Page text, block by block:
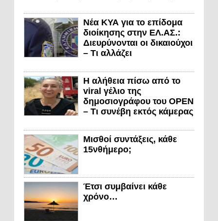
Νέα ΚΥΑ για το επίδομα
διοίκησης στην ΕΛ.ΑΣ.:
Διευρύνονται οι δικαιούχοι
– Τι αλλάζει
Η αλήθεια πίσω από το
viral γέλιο της
δημοσιογράφου του OPEN
– Τι συνέβη εκτός κάμερας
Μισθοί συντάξεις, κάθε
15νθήμερο;
Έτσι συμβαίνει κάθε
χρόνο…